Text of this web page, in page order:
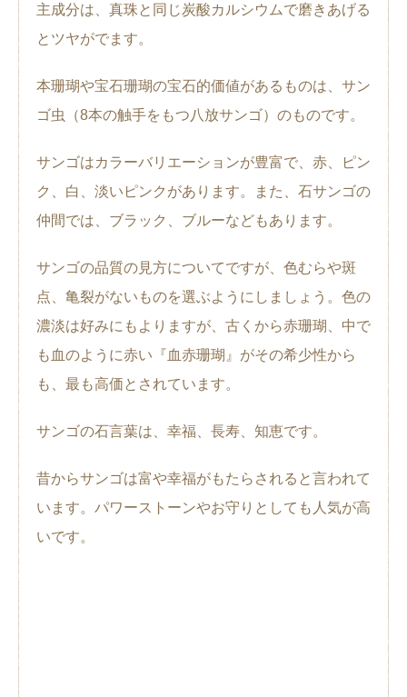
主成分は、真珠と同じ炭酸カルシウムで磨きあげる
とツヤがでます。
本珊瑚や宝石珊瑚の宝石的価値があるものは、サン
ゴ虫（8本の触手をもつ八放サンゴ）のものです。
サンゴはカラーバリエーションが豊富で、赤、ピン
ク、白、淡いピンクがあります。また、石サンゴの
仲間では、ブラック、ブルーなどもあります。
サンゴの品質の見方についてですが、色むらや斑
点、亀裂がないものを選ぶようにしましょう。色の
濃淡は好みにもよりますが、古くから赤珊瑚、中で
も血のように赤い『血赤珊瑚』がその希少性から
も、最も高価とされています。
サンゴの石言葉は、幸福、長寿、知恵です。
昔からサンゴは富や幸福がもたらされると言われて
います。パワーストーンやお守りとしても人気が高
いです。